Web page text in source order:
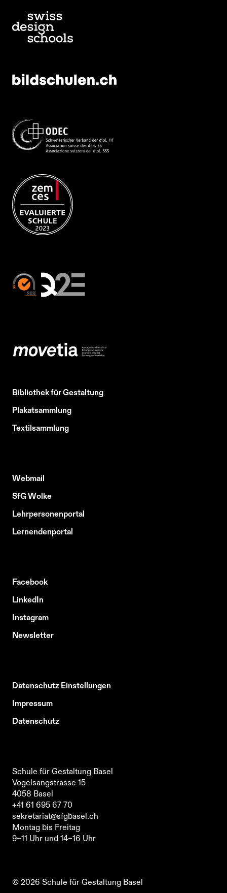
sekretariat@sfgbasel.ch
Schule für Gestaltung Basel
Vogelsangstrasse 15
+41 61 695 67 70
sekretariat@sfgbasel.ch
Bibliothek für Gestaltung
Plakatsammlung
Textilsammlung
Webmail
SfG Wolke
Lehrpersonenportal
Lernendenportal
Facebook
LinkedIn
Instagram
Newsletter
Datenschutz Einstellungen
Impressum
Datenschutz
Schule für Gestaltung Basel
Vogelsangstrasse 15
4058 Basel
+41 61 695 67 70
sekretariat@sfgbasel.ch
Montag bis Freitag
9–11 Uhr und 14–16 Uhr
© 2026 Schule für Gestaltung Basel